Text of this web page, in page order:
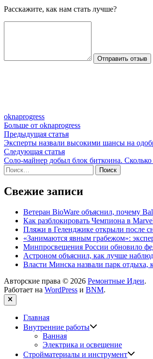
Расскажите, как нам стать лучше?
Отправить отзыв
oknaprogress
Больше от oknaprogress
Навигация
по
записям
Предыдущая статьяПредыдущая
статья:
Эксперты назвали высокими шансы на
Следующая статьяСледующая
статья:
Соло-майнер добыл блок биткоина. Сколько
Найти:
Свежие записи
Ветеран BioWare объяснил, почему
Как разблокировать Чемпиона в
Пляжи в Геленджике открыли после
«Занимаются явным грабежом»:
Минпросвещения России обновило
Астроном объяснил, как лучше
Власти Минска назвали парк отдыха,
Авторские права © 2026 Ремонтные Идеи.
Работает на WordPress и BNM.
Закрыть
Главная
Внутренние работы
Ванная
Электрика и освещение
Стройматериалы и инструмент